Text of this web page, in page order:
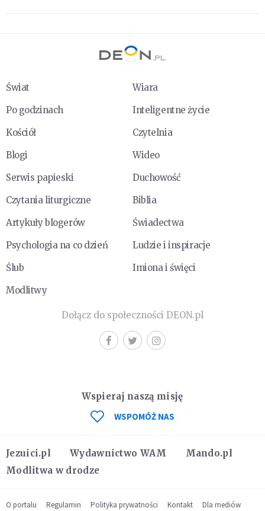
Świat
Wiara
Po godzinach
Inteligentne życie
Kościół
Czytelnia
Blogi
Wideo
Serwis papieski
Duchowość
Czytania liturgiczne
Biblia
Artykuły blogerów
Świadectwa
Psychologia na co dzień
Ludzie i inspiracje
Ślub
Imiona i święci
Modlitwy
Dołącz do społeczności DEON.pl
Jezuici.pl Wydawnictwo WAM
Mando.pl
Modlitwa w drodze
Wspieraj naszą misję
WSPOMÓŻ NAS
O portalu Regulamin Polityka prywatności Kontakt Dla mediów